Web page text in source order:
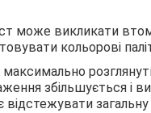
може викликати
кольорові
збільшується і